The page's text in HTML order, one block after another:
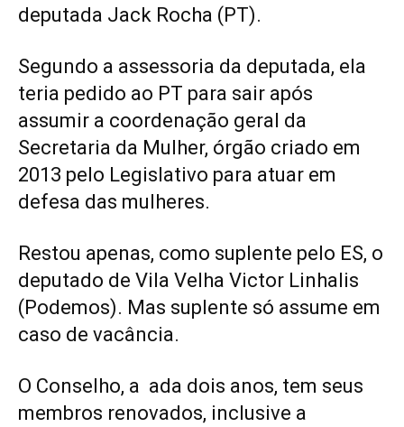
deputada Jack Rocha (PT).
Segundo a assessoria da deputada, ela
teria pedido ao PT para sair após
assumir a coordenação geral da
Secretaria da Mulher, órgão criado em
2013 pelo Legislativo para atuar em
defesa das mulheres.
Restou apenas, como suplente pelo ES, o
deputado de Vila Velha Victor Linhalis
(Podemos). Mas suplente só assume em
caso de vacância.
O Conselho, a ada dois anos, tem seus
membros renovados, inclusive a